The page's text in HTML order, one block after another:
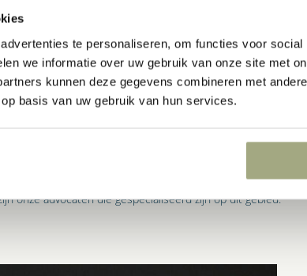
te personaliseren, om functies voor
we informatie over uw gebruik van onze site met
kunnen deze gegevens combineren met
basis van uw gebruik van hun services.
met ons opnemen.
ADVOCATEN
onze advocaten die gespecialiseerd zijn op dit gebied.